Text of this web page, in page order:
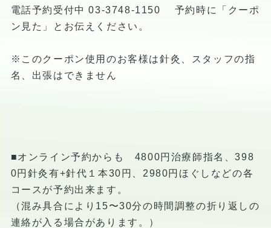
電話予約受付中 03-3748-1150 予約時に「クーポ
ン見た」とお伝えください。
※このクーポン使用のお客様は針灸、スタッフの指
名、出張はできません
■オンライン予約からも 4800円治療師指名、398
0円針灸有+針代１本30円、2980円ほぐしなどの各
コースが予約出来ます。
（混み具合により15〜30分の時間調整の折り返しの
連絡が入る場合があります。）